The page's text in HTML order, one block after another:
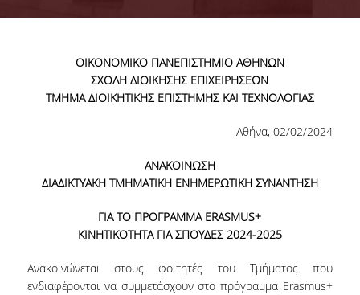
TESTIMONIALS ΔΙΑΚΡΙΣΕΩΝ
ΠΡΟΓΡΑΜΜΑ ΥΠΟΤΡΟΦΙΩΝ
ΕΡΓΑΣΤΗΡΙΑΚΗ ΥΠΟΔΟΜΗ
NEWSLETTERS
ΟΙΚΟΝΟΜΙΚΟ ΠΑΝΕΠΙΣΤΗΜΙΟ ΑΘΗΝΩΝ
ΣΧΟΛΗ ΔΙΟΙΚΗΣΗΣ ΕΠΙΧΕΙΡΗΣΕΩΝ
ΤΜΗΜΑ ΔΙΟΙΚΗΤΙΚΗΣ ΕΠΙΣΤΗΜΗΣ ΚΑΙ ΤΕΧΝΟΛΟΓΙΑΣ
Αθήνα, 02/02/2024
ΑΝΑΚΟΙΝΩΣΗ
ΔΙΑΔΙΚΤΥΑΚΗ ΤΜΗΜΑΤΙΚΗ ΕΝΗΜΕΡΩΤΙΚΗ ΣΥΝΑΝΤΗΣΗ
ΓΙΑ ΤΟ ΠΡΟΓΡΑΜΜΑ ERASMUS+
ΚΙΝΗΤΙΚΟΤΗΤΑ ΓΙΑ ΣΠΟΥΔΕΣ 2024-2025
Ανακοινώνεται στους φοιτητές του Τμήματος που
ενδιαφέρονται να συμμετάσχουν στο πρόγραμμα Erasmus+